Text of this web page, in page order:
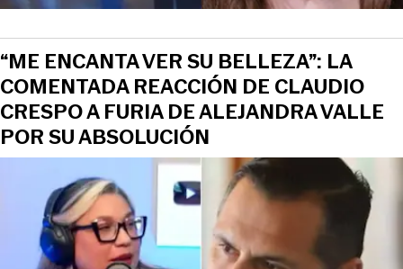
“ME ENCANTA VER SU BELLEZA”: LA
COMENTADA REACCIÓN DE CLAUDIO
CRESPO A FURIA DE ALEJANDRA VALLE
POR SU ABSOLUCIÓN